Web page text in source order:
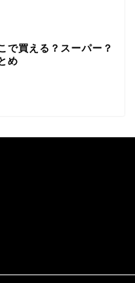
で買える？スーパー？
め